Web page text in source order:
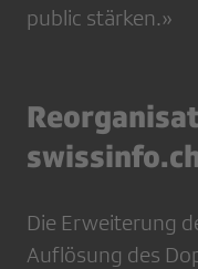
public stärken.»
Die Erweiterung
Auflösung des